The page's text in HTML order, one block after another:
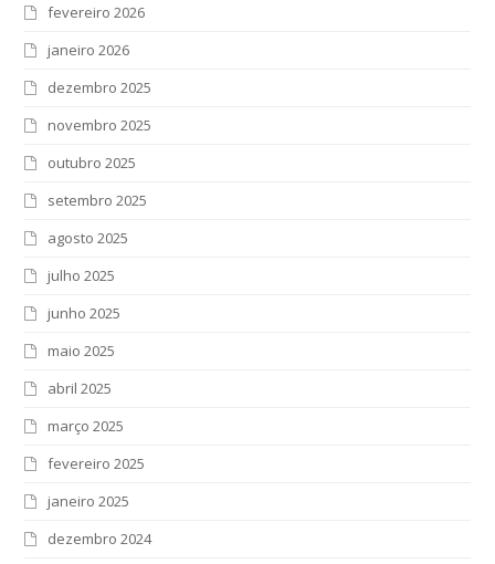
fevereiro 2026
janeiro 2026
dezembro 2025
novembro 2025
outubro 2025
setembro 2025
agosto 2025
julho 2025
junho 2025
maio 2025
abril 2025
março 2025
fevereiro 2025
janeiro 2025
dezembro 2024